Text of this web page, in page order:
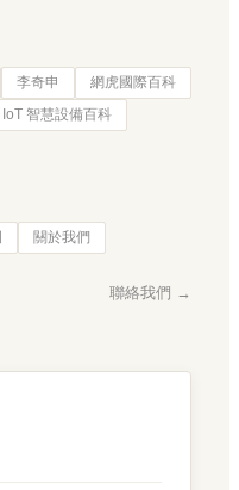
李奇申
網虎國際百科
IoT 智慧設備百科
關於我們
聯絡我們 →